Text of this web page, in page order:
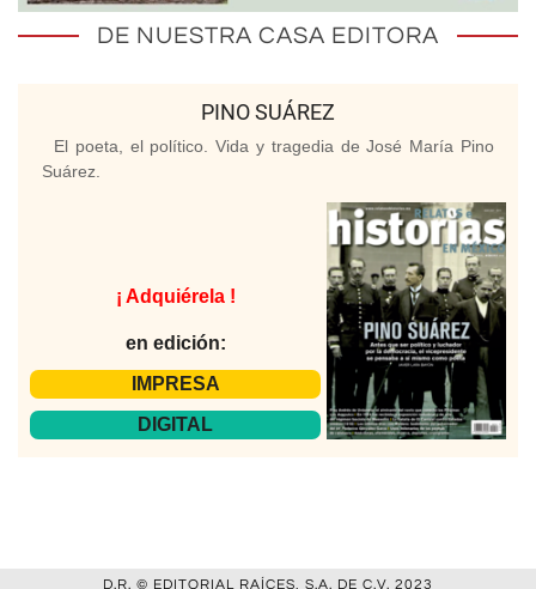
DE NUESTRA CASA EDITORA
PINO SUÁREZ
El poeta, el político. Vida y tragedia de José María Pino
Suárez.
¡ Adquiérela !
en edición:
IMPRESA
DIGITAL
D.R. © EDITORIAL RAÍCES, S.A. DE C.V. 2023